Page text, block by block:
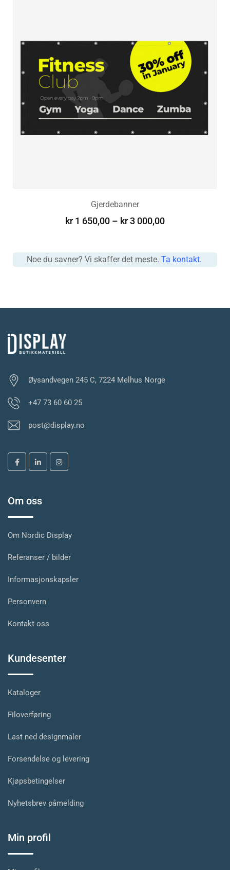
Gjerdebanner
kr1 650,00 – kr3 000,00
Noe du savner? Vi skaffer det meste. Ta kontakt.
Øysandvegen 245 C, 7224 Melhus Norge
+47 73 60 60 25
post@display.no
Om oss
Om Nordic Display
Referanser / bilder
Informasjonskapsler
Personvern
Kontakt oss
Kundesenter
Kataloger
Filoverføring
Last ned designmaler
Forsendelse og levering
Kjøpsbetingelser
Nyhetsbrev påmelding
Min profil